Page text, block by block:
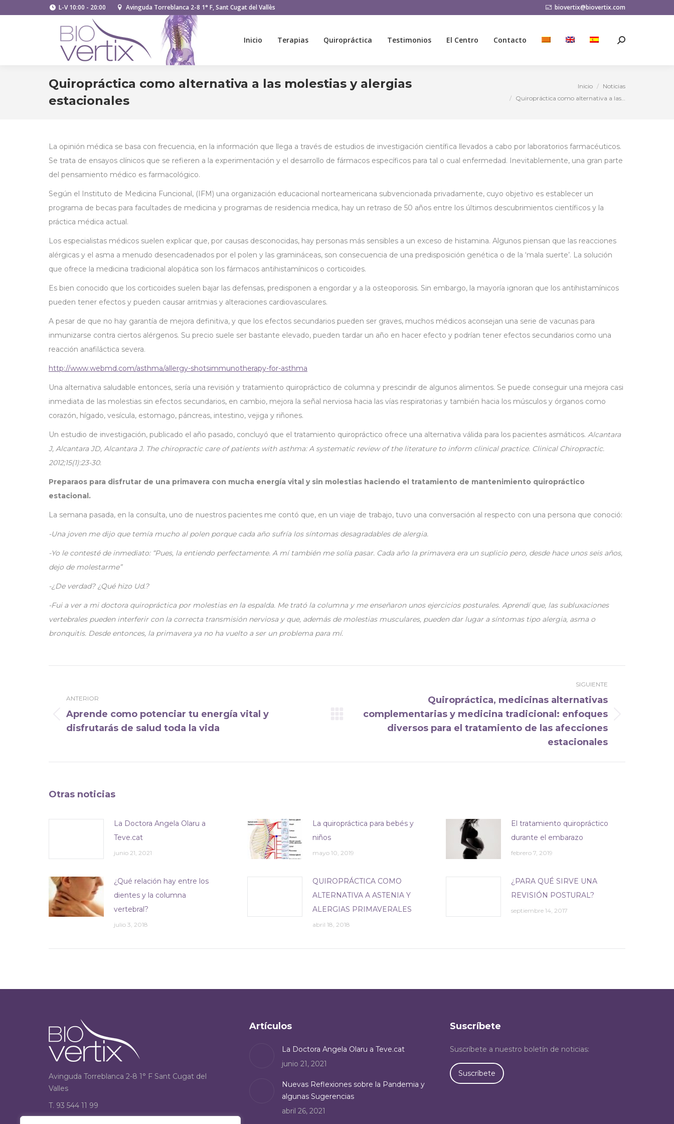
L-V 10:00 - 20:00 Avinguda Torreblanca 2-8 1° F, Sant Cugat del Vallès biovertix@biovertix.com
Inicio Terapias Quiropráctica Testimonios El Centro Contacto Buscar:
Quiropráctica como alternativa a las molestias y alergias
estacionales
Inicio
Noticias
Quiropráctica como alternativa a las…
La opinión médica se basa con frecuencia, en la información que llega a través de estudios de investigación científica llevados a cabo por laboratorios farmacéuticos.
Se trata de ensayos clínicos que se refieren a la experimentación y el desarrollo de fármacos específicos para tal o cual enfermedad. Inevitablemente, una gran parte
del pensamiento médico es farmacológico.
Según el Instituto de Medicina Funcional, (IFM) una organización educacional norteamericana subvencionada privadamente, cuyo objetivo es establecer un
programa de becas para facultades de medicina y programas de residencia medica, hay un retraso de 50 años entre los últimos descubrimientos científicos y la
práctica médica actual.
Los especialistas médicos suelen explicar que, por causas desconocidas, hay personas más sensibles a un exceso de histamina. Algunos piensan que las reacciones
alérgicas y el asma a menudo desencadenados por el polen y las gramináceas, son consecuencia de una predisposición genética o de la ‘mala suerte’. La solución
que ofrece la medicina tradicional alopática son los fármacos antihistamínicos o corticoides.
Es bien conocido que los corticoides suelen bajar las defensas, predisponen a engordar y a la osteoporosis. Sin embargo, la mayoría ignoran que los antihistamínicos
pueden tener efectos y pueden causar arritmias y alteraciones cardiovasculares.
A pesar de que no hay garantía de mejora definitiva, y que los efectos secundarios pueden ser graves, muchos médicos aconsejan una serie de vacunas para
inmunizarse contra ciertos alérgenos. Su precio suele ser bastante elevado, pueden tardar un año en hacer efecto y podrían tener efectos secundarios como una
reacción anafiláctica severa.
http://www.webmd.com/asthma/allergy-shotsimmunotherapy-for-asthma
Una alternativa saludable entonces, sería una revisión y tratamiento quiropráctico de columna y prescindir de algunos alimentos. Se puede conseguir una mejora casi
inmediata de las molestias sin efectos secundarios, en cambio, mejora la señal nerviosa hacia las vías respiratorias y también hacia los músculos y órganos como
corazón, hígado, vesícula, estomago, páncreas, intestino, vejiga y riñones.
Un estudio de investigación, publicado el año pasado, concluyó que el tratamiento quiropráctico ofrece una alternativa válida para los pacientes asmáticos. Alcantara
J, Alcantara JD, Alcantara J. The chiropractic care of patients with asthma: A systematic review of the literature to inform clinical practice. Clinical Chiropractic.
2012;15(1):23-30.
Preparaos para disfrutar de una primavera con mucha energía vital y sin molestias haciendo el tratamiento de mantenimiento quiropráctico
estacional.
La semana pasada, en la consulta, uno de nuestros pacientes me contó que, en un viaje de trabajo, tuvo una conversación al respecto con una persona que conoció:
-Una joven me dijo que temía mucho al polen porque cada año sufría los síntomas desagradables de alergia.
-Yo le contesté de inmediato: “Pues, la entiendo perfectamente. A mí también me solía pasar. Cada año la primavera era un suplicio pero, desde hace unos seis años,
dejo de molestarme”
-¿De verdad? ¿Qué hizo Ud.?
-Fui a ver a mi doctora quiropráctica por molestias en la espalda. Me trató la columna y me enseñaron unos ejercicios posturales. Aprendí que, las subluxaciones
vertebrales pueden interferir con la correcta transmisión nerviosa y que, además de molestias musculares, pueden dar lugar a síntomas tipo alergia, asma o
bronquitis. Desde entonces, la primavera ya no ha vuelto a ser un problema para mí.
publicaciones
ANTERIOR
Publicación
Aprende como potenciar tu energía vital y
disfrutarás de salud toda la vida
SIGUIENTE
Publicación
Quiropráctica, medicinas alternativas
complementarias y medicina tradicional: enfoques
diversos para el tratamiento de las afecciones
estacionales
Otras noticias
La Doctora Angela Olaru a
Teve.cat
junio 21, 2021
La quiropráctica para bebés y
niños
mayo 10, 2019
El tratamiento quiropráctico
durante el embarazo
febrero 7, 2019
¿Qué relación hay entre los
dientes y la columna
vertebral?
julio 3, 2018
QUIROPRÁCTICA COMO
ALTERNATIVA A ASTENIA Y
ALERGIAS PRIMAVERALES
abril 18, 2018
¿PARA QUÉ SIRVE UNA
REVISIÓN POSTURAL?
septiembre 14, 2017
Avinguda Torreblanca 2-8 1° F Sant Cugat del
Valles
T. 93 544 11 99
Artículos
La Doctora Angela Olaru a Teve.cat
junio 21, 2021
Nuevas Reflexiones sobre la Pandemia y
algunas Sugerencias
abril 26, 2021
Suscríbete
Suscríbete a nuestro boletín de noticias:
Suscríbete
Buscar: